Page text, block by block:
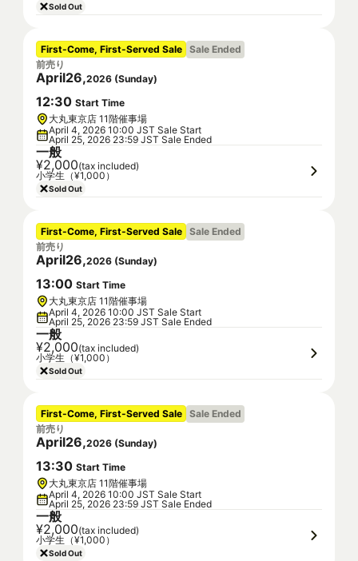
Sold Out
First-Come, First-Served Sale Sale Ended
前売り
April26,2026 (Sunday)
12:30 Start Time
大丸東京店 11階催事場
April 4, 2026 10:00 JST Sale Start
April 25, 2026 23:59 JST Sale Ended
一般
¥2,000(tax included)
小学生（¥1,000）
Sold Out
First-Come, First-Served Sale Sale Ended
前売り
April26,2026 (Sunday)
13:00 Start Time
大丸東京店 11階催事場
April 4, 2026 10:00 JST Sale Start
April 25, 2026 23:59 JST Sale Ended
一般
¥2,000(tax included)
小学生（¥1,000）
Sold Out
First-Come, First-Served Sale Sale Ended
前売り
April26,2026 (Sunday)
13:30 Start Time
大丸東京店 11階催事場
April 4, 2026 10:00 JST Sale Start
April 25, 2026 23:59 JST Sale Ended
一般
¥2,000(tax included)
小学生（¥1,000）
Sold Out